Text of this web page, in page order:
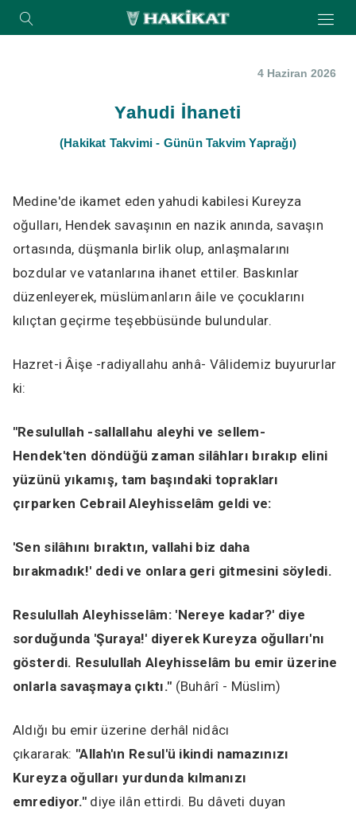
Yahudi İhaneti
(Hakikat Takvimi - Günün Takvim Yaprağı)
Medine'de ikamet eden yahudi kabilesi Kureyza
oğulları, Hendek savaşının en nazik anında, savaşın
ortasında, düşmanla birlik olup, anlaşmalarını
bozdular ve vatanlarına ihanet ettiler. Baskınlar
düzenleyerek, müslümanların âile ve çocuklarını
kılıçtan geçirme teşebbüsünde bulundular.
Hazret-i Âişe -radiyallahu anhâ- Vâlidemiz buyururlar
ki:
"Resulullah -sallallahu aleyhi ve sellem-
Hendek'ten döndüğü zaman silâhları bırakıp elini
yüzünü yıkamış, tam başındaki toprakları
çırparken Cebrail Aleyhisselâm geldi ve:
'Sen silâhını bıraktın, vallahi biz daha
bırakmadık!' dedi ve onlara geri gitmesini söyledi.
Resulullah Aleyhisselâm: 'Nereye kadar?' diye
sorduğunda 'Şuraya!' diyerek Kureyza oğulları'nı
gösterdi. Resulullah Aleyhisselâm bu emir üzerine
onlarla savaşmaya çıktı." (Buhârî - Müslim)
Aldığı bu emir üzerine derhâl nidâcı
çıkararak: "Allah'ın Resul'ü ikindi namazınızı
Kureyza oğulları yurdunda kılmanızı
emrediyor." diye ilân ettirdi. Bu dâveti duyan
4 Haziran 2026